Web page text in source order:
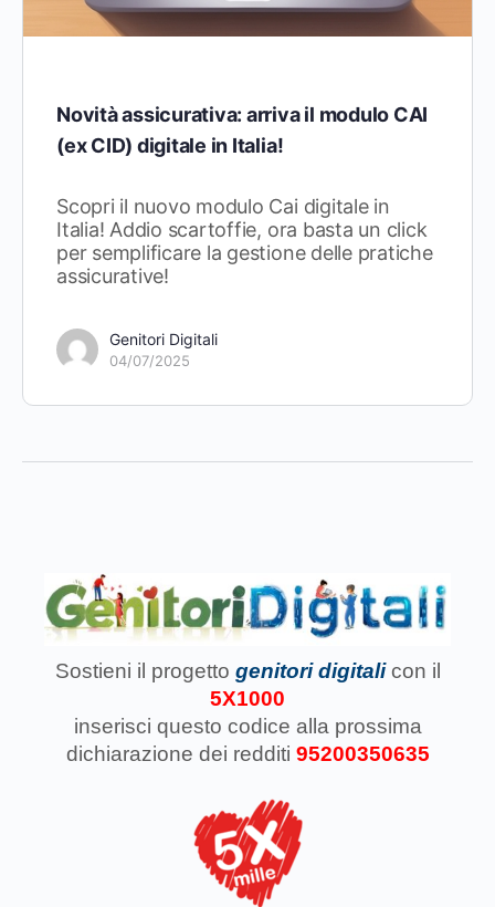
Novità assicurativa: arriva il modulo CAI
(ex CID) digitale in Italia!
Scopri il nuovo modulo Cai digitale in
Italia! Addio scartoffie, ora basta un click
per semplificare la gestione delle pratiche
assicurative!
Genitori Digitali
04/07/2025
Sostieni il progetto genitori digitali con il
5X1000
inserisci questo codice alla prossima
dichiarazione dei redditi 95200350635